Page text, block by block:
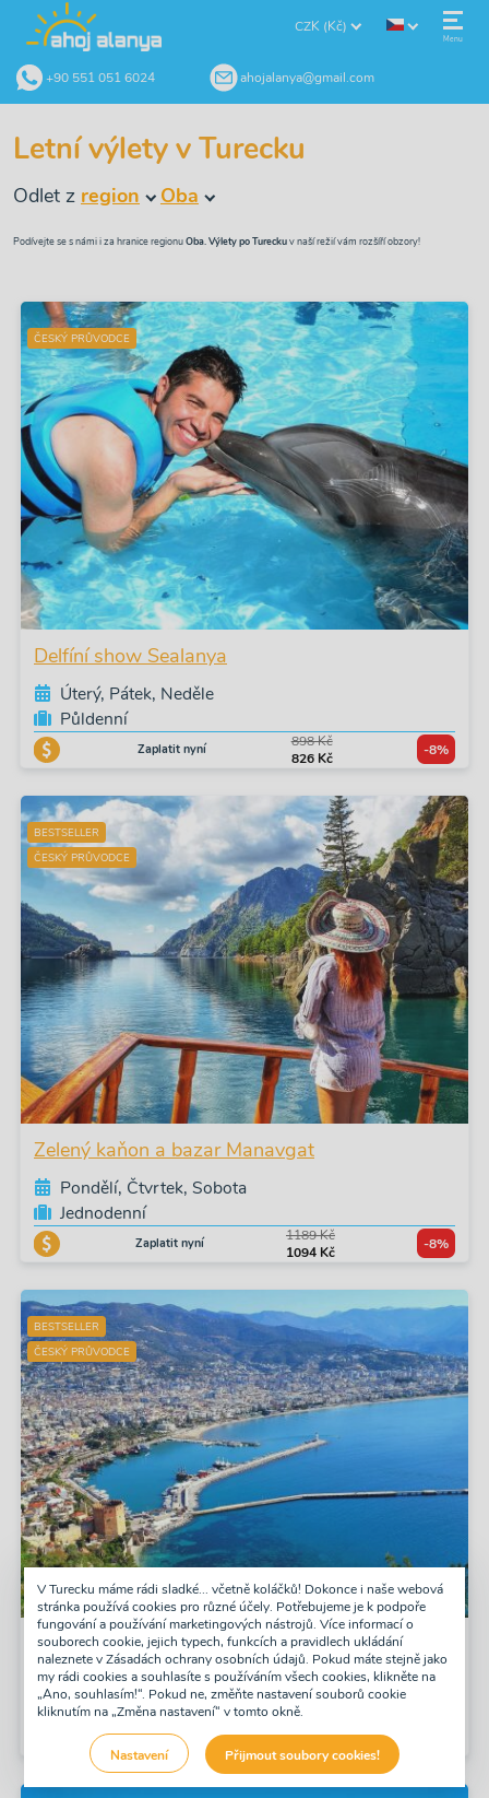
Menu
CZK (Kč)
+90 551 051 6024 ahojalanya@gmail.com
Letní výlety v Turecku
Odlet z region Oba
Podívejte se s námi i za hranice regionuOba. Výlety po Tureckuv naší režií vám rozšíří obzory!
ČESKÝ PRŮVODCE
Delfíní show Sealanya
Úterý, Pátek, Neděle
Půldenní
Zaplatit nyní
898 Kč
826 Kč
-8%
BESTSELLER
ČESKÝ PRŮVODCE
Zelený kaňon a bazar Manavgat
Pondělí, Čtvrtek, Sobota
Jednodenní
Zaplatit nyní
1189 Kč
1094 Kč
-8%
BESTSELLER
ČESKÝ PRŮVODCE
Alanya City Tour a turecký bazar
Pondělí, Čtvrtek, Sobota
Jednodenní
Zaplatit nyní
1026 Kč
V Turecku máme rádi sladké... včetně koláčků! Dokonce i naše webová
stránka používá cookies pro různé účely. Potřebujeme je k podpoře
fungování a používání marketingových nástrojů. Více informací o
souborech cookie, jejich typech, funkcích a pravidlech ukládání
naleznete v Zásadách ochrany osobních údajů. Pokud máte stejně jako
my rádi cookies a souhlasíte s používáním všech cookies, klikněte na
„Ano, souhlasím!“. Pokud ne, změňte nastavení souborů cookie
kliknutím na „Změna nastavení“ v tomto okně.
Nastavení Přijmout soubory cookies!